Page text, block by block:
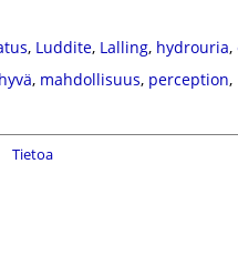
, Luddite, Lalling, hydrouria,
hyvä, mahdollisuus, perception,
Tietoa